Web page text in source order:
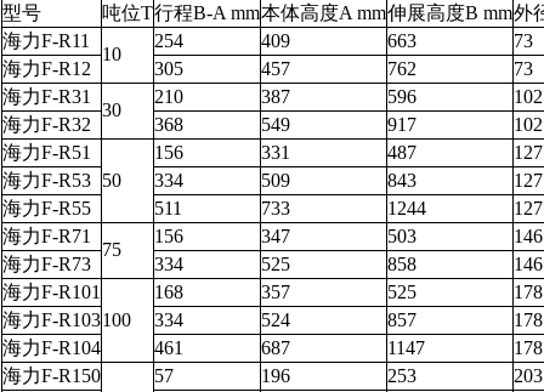
型号 吨位T行程B-A mm本体高度A mm伸展高度B mm外
海力F-R11
10
254 409 663
73
海力F-R12
305 457 762
73
海力F-R31
30
210 387 596
102
海力F-R32
368 549 917
102
海力F-R51
50
156 331 487
127
海力F-R53
334 509 843
127
海力F-R55
511 733 1244
127
海力F-R71
75
156 347 503
146
海力F-R73
334 525 858
146
海力F-R101
100
168 357 525
178
海力F-R103
334 524 857
178
海力F-R104
461 687 1147
178
海力F-R150
57 196 253
203